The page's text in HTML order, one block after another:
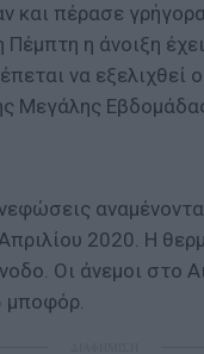
και πέρασε
η άνοιξη
να εξελιχθεί
Μεγάλης
2020. Η
Οι άνεμοι στο
μποφόρ.